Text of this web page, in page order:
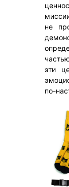
не
эти
по-